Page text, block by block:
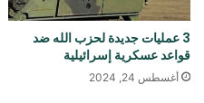
3 عمليات جديدة لحزب الله ضد
قواعد عسكرية إسرائيلية
أغسطس 24, 2024